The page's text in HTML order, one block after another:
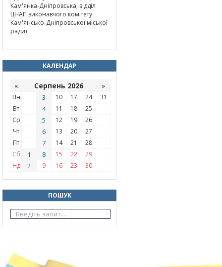
Кам'янка-Дніпровська, відділ
ЦНАП виконавчого комітету
Кам'янсько-Дніпровської міської
ради)
КАЛЕНДАР
« Серпень 2026 »
Пн 3 10 17 24
31
Вт
4 11 18
25
Ср
5 12 19
26
Чт
6 13 20
27
Пт
7 14 21
28
Сб
1 8 15 22
29
Нд
2 9 16 23 30
ПОШУК